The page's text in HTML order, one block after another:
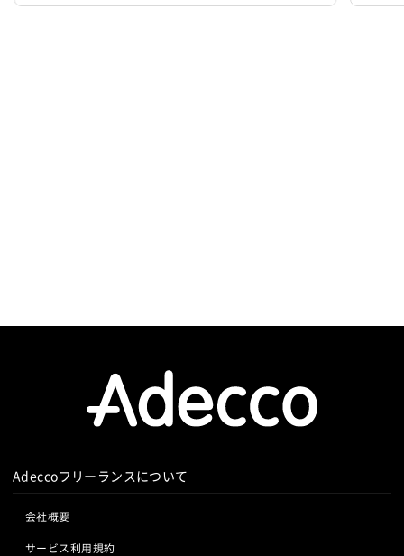
部長クラスがPMとして参画中、徐々に負荷を軽減
Adeccoフリーランスについて
会社概要
サービス利用規約